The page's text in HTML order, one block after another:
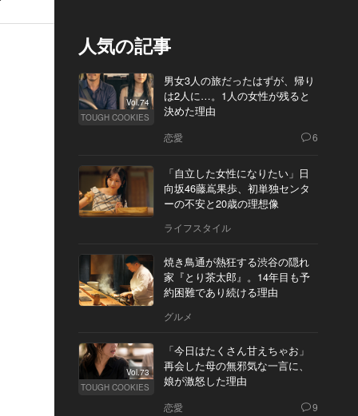
人気の記事
Vol.74
TOUGH COOKIES
男女3人の旅だったはずが、帰り
は2人に…。1人の女性が残ると
決めた理由
恋愛 6
「自立した女性になりたい」日
向坂46藤嶌果歩、初単独センタ
ーの不安と20歳の理想像
ライフスタイル
焼き鳥通が熱狂する渋谷の隠れ
家『とり茶太郎』。14年目も予
約困難であり続ける理由
グルメ
Vol.73
TOUGH COOKIES
「今日はたくさん甘えちゃお」
再会した母の無邪気な一言に、
娘が激怒した理由
恋愛 9